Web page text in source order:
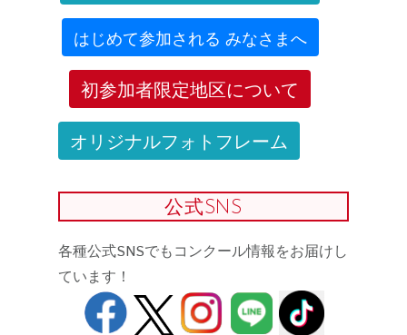
はじめて参加される みなさまへ
初参加者限定地区について
オリジナルフォトフレーム
公式SNS
各種公式SNSでもコンクール情報をお届けし
ています！